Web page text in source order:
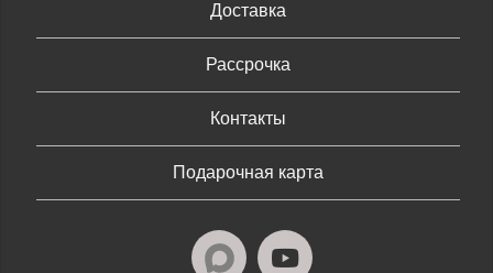
Доставка
Рассрочка
Контакты
Подарочная карта